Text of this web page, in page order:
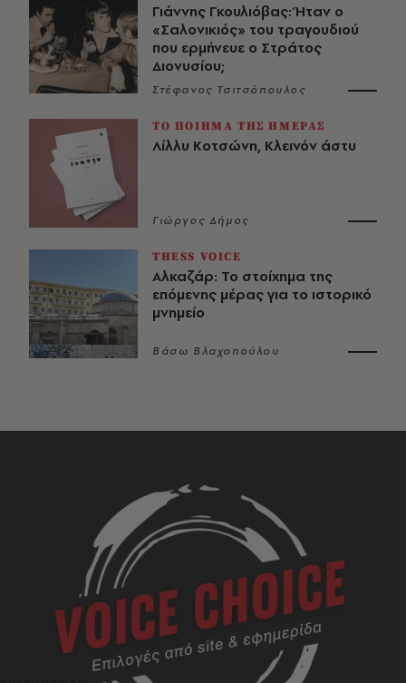
Γιάννης Γκουλιόβας: Ήταν ο
«Σαλονικιός» του τραγουδιού
που ερμήνευε ο Στράτος
Διονυσίου;
Στέφανος Τσιτσόπουλος
ΤΟ ΠΟΙΗΜΑ ΤΗΣ ΗΜΕΡΑΣ
Λίλλυ Κοτσώνη, Κλεινόν άστυ
Γιώργος Δήμος
THESS VOICE
Αλκαζάρ: Το στοίχημα της
επόμενης μέρας για το ιστορικό
μνημείο
Βάσω Βλαχοπούλου